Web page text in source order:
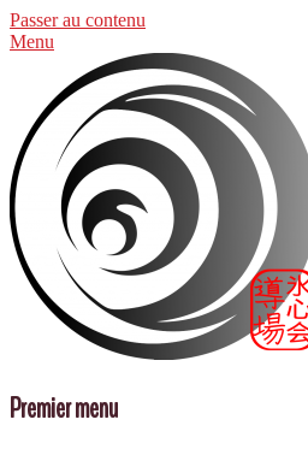
Passer au contenu
Menu
Premier menu